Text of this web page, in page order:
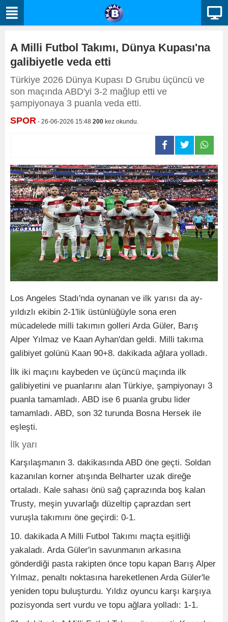
A Milli Futbol Takımı, Dünya Kupası'na
galibiyetle veda etti
Türkiye 2026 Dünya Kupası D Grubu üçüncü ve
son maçında ABD'yi 3-2 mağlup etti ve
şampiyonaya 3 puanla veda etti.
SPOR - 26-06-2026 15:48 200 kez okundu.
Los Angeles Stadı'nda oynanan ve ilk yarısı da ay-
yıldızlı ekibin 2-1'lik üstünlüğüyle sona eren
mücadelede milli takımın golleri Arda Güler, Barış
Alper Yılmaz ve Kaan Ayhan'dan geldi. Milli takıma
galibiyet golünü Kaan 90+8. dakikada ağlara yolladı.
İlk iki maçını kaybeden ve üçüncü maçında ilk
galibiyetini ve puanlarını alan Türkiye, şampiyonayı 3
puanla tamamladı. ABD ise 6 puanla grubu lider
tamamladı. ABD, son 32 turunda Bosna Hersek ile
eşleşti.
İlk yarı
Karşılaşmanın 3. dakikasında ABD öne geçti. Soldan
kazanılan korner atışında Belharter uzak direğe
ortaladı. Kale sahası önü sağ çaprazında boş kalan
Trusty, meşin yuvarlağı düzeltip çaprazdan sert
vuruşla takımını öne geçirdi: 0-1.
10. dakikada A Milli Futbol Takımı maçta eşitliği
yakaladı. Arda Güler'in savunmanın arkasına
gönderdiği pasta rakipten önce topu kapan Barış Alper
Yılmaz, penaltı noktasına hareketlenen Arda Güler'le
yeniden topu buluşturdu. Yıldız oyuncu karşı karşıya
pozisyonda sert vurdu ve topu ağlara yolladı: 1-1.